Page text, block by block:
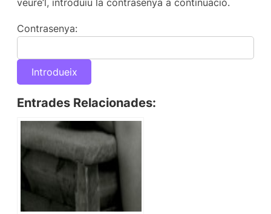
veure’l, introduïu la contrasenya a continuació.
Contrasenya:
Entrades Relacionades: